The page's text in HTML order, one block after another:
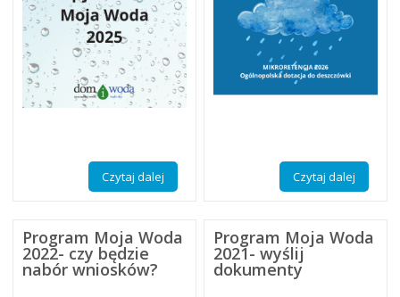
Czytaj dalej Czytaj dalej
Program Moja Woda
2022- czy będzie
nabór wniosków?
Program Moja Woda
2021- wyślij
dokumenty